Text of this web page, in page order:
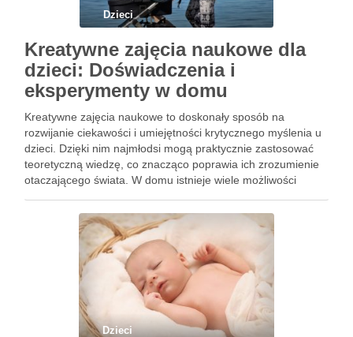
Dzieci
Kreatywne zajęcia naukowe dla
dzieci: Doświadczenia i
eksperymenty w domu
Kreatywne zajęcia naukowe to doskonały sposób na
rozwijanie ciekawości i umiejętności krytycznego myślenia u
dzieci. Dzięki nim najmłodsi mogą praktycznie zastosować
teoretyczną wiedzę, co znacząco poprawia ich zrozumienie
otaczającego świata. W domu istnieje wiele możliwości
bawią, ale również uczą. Warto poznać dostępne materiały
Dzieci